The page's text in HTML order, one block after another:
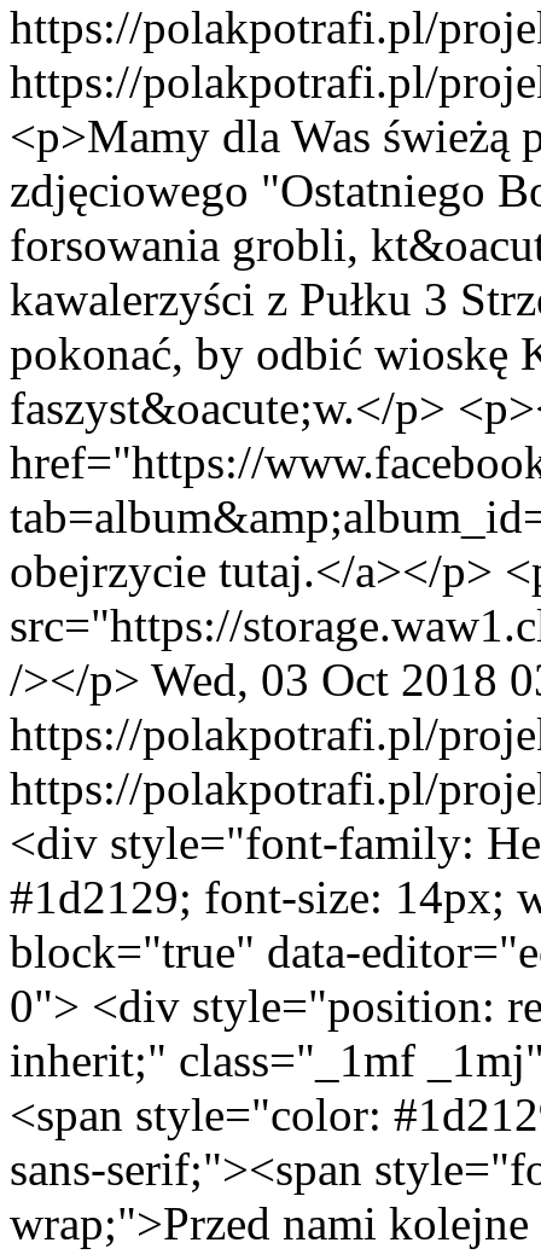
https://polakpotrafi.pl/
https://polakpotrafi.pl/
<p>Mamy dla Was świeżą
zdjęciowego "Ostatniego
forsowania grobli,
kawalerzyści z Pułku 3
pokonać, by odbić wioskę
faszyst&oacute;w.</p>
href="https://
obejrzycie tutaj.</a></p>
src="https://
/></p> Wed, 03 Oct 2018
https://polakpotrafi.pl/
https://polakpotrafi.pl/
<div style="font-family: Helvetica, Arial, sans-serif; color: #1d2129; font-size: 14px; white-space: pre-wrap;" data-block="true" data-editor="ec3nl" data-offset-key="4ll12-0-0"> <div style="position: relative; direction: ltr; font-family: inherit;" class="_1mf _1mj" data-offset-key="4ll12-0-0"><span style="color: #1d2129; font-family: Helvetica, Arial, sans-serif;"><span style="font-size: 14px; white-space: pre-wrap;">Przed nami kolejne dni na planie filmowym. Dziś, czyli w środę, kręcimy sceny z bitwy pod Kalenkowiczami: przejście przez groble oraz sceny aktorskie. A jutro wstajemy skoro świt, by już o 6.00 rano zacząć plan sceną przeprawy przez rzekę Tyśmienicę (gramy na Wieprzu w Dęblinie). Czasu na popołudniową sjestę nie będzie, gdyż jeszcze tego samego dnia przenosimy się do Lipin, gdzie kręcimy sceny z zasadzki w Kalinowym Dole.</span></span></div> <div style="position: relative; direction: ltr; font-family: inherit;" class="_1mf _1mj" data-offset-key="4ll12-0-0"></div> <div style="position: relative; direction: ltr; font-family: inherit;" class="_1mf _1mj" data-offset-key="4ll12-0-0"><strong><span style="color: #1d2129; font-family: Helvetica, Arial, sans-serif;"><span style="font-size: 14px; white-space: pre-wrap;">BITWA O WIEŚ KALENKOWICZE </span></span></strong></div> <div style="position: relative; direction: ltr; font-family: inherit;" class="_1mf _1mj" data-offset-key="4ll12-0-0"><span style="color: #1d2129; font-family: Helvetica, Arial, sans-serif;"><span style="font-size: 14px; white-space: pre-wrap;">We wrześniu 1939 r. żołnierze Pułku 3 Strzelc&oacute;w Konnych musieli w absolutnej ciszy nocą sforsować groble, by odbić z niemieckich rąk wieś Kalenkowicze. &bdquo;Ani słowa, ani brzęku osobistego rynsztunku żołnierzy. Nie wolno palić. Nie wolno głosem wydawać rozkaz&oacute;w nawet przy podchodzeniu pod sam cel natarcia&rdquo; &ndash; tak tamtą akcję wspominał pułkownik Zbigniew Makowiecki. Początek działań &ndash; wymarsz grupy wypadowej z podstawy wyjściowej &ndash; nastąpił o godz. 2.00, czyli już 22 września. Ciemna i wietrzna noc sprzyjała skrytemu przeniknięciu w pobliże wsi. Po latach Zbigniew Makowiecki relacjonował: &bdquo;Idziemy po miękkiej drodze w ciszy dzwoniącej w uszach. Jeśli Niemcy odkryją nas przedwcześnie, może podsłuchem, może jakąś rutyną oświetlania od czasu do czasu swego przedpola rakietami, sytuacja nasza jest nie do pozazdroszczenia. Zapewne mają czujkę z bronią maszynową, pokrywającą ogniem długą, prostą drogę, kt&oacute;rą posuwa się nasza kolumna. Bagno po obu stronach drogi nie pozwoli szwadronowi rozsypać się w terenie. Idziemy. Wsi jeszcze nie widać, choć przeszliśmy już z p&oacute;ł kilometra. Wpatrujemy się w ciemność bezksiężycowej nocy. Jeszcze paręset metr&oacute;w. Wieś powinna wyłonić się z mroku lada chwila. Nagle grobla kończy się i wchodzimy na przedpole wsi. Bez słowa pluton czołowy zatrzymuje się i rozwija wszerz&rdquo;. Przydzielony na czas wypadu do III plutonu &oacute;wczesny plut. pchor. rez. Jan Bodzicz wspominał: &bdquo;Nasz pluton przekazał konie koniowodnym W jakimś zagajniku i uformował szereg, w kt&oacute;rym kazano, by każdy strzelec uchwycił prawą ręką d&oacute;ł płaszcza kolegi z prawej strony, trzymając karabinek w lewej ręce. W takim dziwacznym szyku szliśmy wolno przez krzaki i zatrzymaliśmy się na nier&oacute;wnej łące, podobnej raczej do pastwiska. Doszedł nas tu szeptem rozkaz: </span></span></div> <div style="position: relative; direction: ltr; font-family: inherit;" class="_1mf _1mj" data-offset-key="4ll12-0-0"><span style="color: #1d2129; font-family: Helvetica, Arial, sans-serif;"><span style="font-size: 14px; white-space: pre-wrap;">&ndash; Powoli naprz&oacute;d &ndash; odległość między strzelcami trzy kroki &ndash; poczynając od tyłu w odstępach padnij frontem lewo. </span></span></div> <div style="position: relative; direction: ltr; font-family: inherit;" class="_1mf _1mj" data-offset-key="4ll12-0-0"><span style="color: #1d2129; font-family: Helvetica, Arial, sans-serif;"><span style="font-size: 14px; white-space: pre-wrap;">Żołnierz III plutonu &oacute;wczesny plut. pchor. Antoni Ławrynowicz zapisał w swej relacji: &bdquo;Jest tak ciemno, że by trzymać się zwartego szyku pomagamy sobie chwytając za poły płaszcza poprzednika. Marsz trwa dość długo &ndash; w ciemnościach trudno ocenić czas. Jest kompletna cisza. [...] Wreszcie wychodzimy na otwartą przestrzeń, niedaleko po lewej spostrzegamy w ciemności zarys wiatraka &ndash; a więc wieś jest niedaleko! Idę niedaleko czoła marszu, już zarys opłotk&oacute;w wsi